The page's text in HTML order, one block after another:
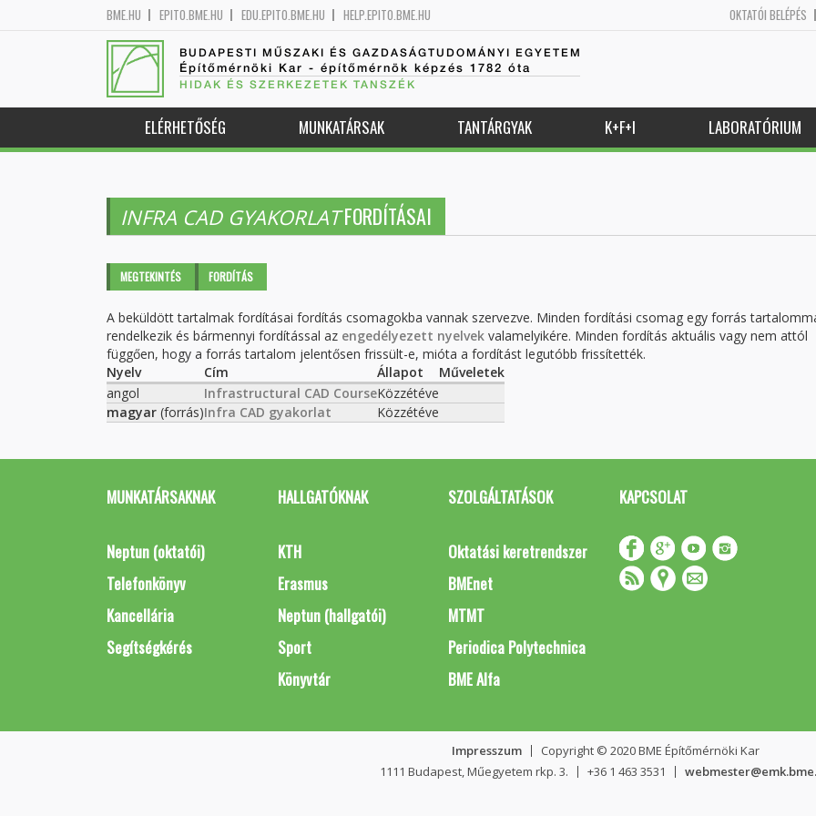
BME.HU EPITO.BME.HU EDU.EPITO.BME.HU HELP.EPITO.BME.HU OKTATÓI BELÉPÉS
BUDAPESTI MŰSZAKI ÉS GAZDASÁGTUDOMÁNYI EGYETEM
Építőmérnöki Kar - építőmérnök képzés 1782 óta
HIDAK ÉS SZERKEZETEK TANSZÉK
ELÉRHETŐSÉG MUNKATÁRSAK TANTÁRGYAK K+F+I LABORATÓRIUM
INFRA CAD GYAKORLATFORDÍTÁSAI
Elsődleges fülek
MEGTEKINTÉS FORDÍTÁS
A beküldött tartalmak fordításai fordítás csomagokba vannak szervezve. Minden fordítási csomag egy forrás
rendelkezik és bármennyi fordítással az engedélyezett nyelvek valamelyikére. Minden fordítás aktuális vagy nem attól
függően, hogy a forrás tartalom jelentősen frissült-e, mióta a fordítást legutóbb frissítették.
Nyelv
Cím Állapot
Műveletek
angol
Infrastructural CAD CourseKözzétéve
magyar (forrás)Infra CAD gyakorlat Közzétéve
MUNKATÁRSAKNAK
Neptun (oktatói)
Telefonkönyv
Kancellária
Segítségkérés
HALLGATÓKNAK
KTH
Erasmus
Neptun (hallgatói)
Sport
Könyvtár
SZOLGÁLTATÁSOK
Oktatási keretrendszer
BMEnet
MTMT
Periodica Polytechnica
BME Alfa
KAPCSOLAT
Impresszum
Copyright © 2020 BME Építőmérnöki Kar
1111 Budapest, Műegyetem rkp. 3.
+36 1 463 3531